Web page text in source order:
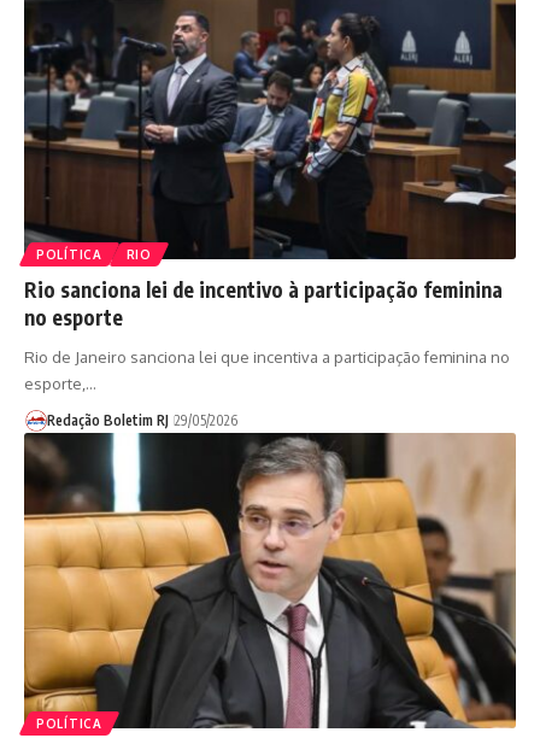
POLÍTICA RIO
Rio sanciona lei de incentivo à participação feminina
no esporte
Rio de Janeiro sanciona lei que incentiva a participação feminina no
esporte,…
Redação Boletim RJ 29/05/2026
POLÍTICA